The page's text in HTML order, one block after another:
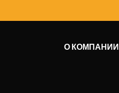
О КОМПАНИИ